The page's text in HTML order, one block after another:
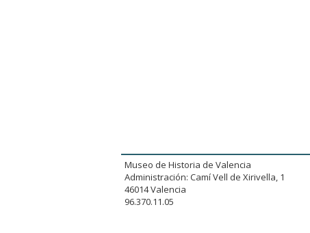
Museo de Historia de Valencia
Administración: Camí Vell de Xirivella, 1
46014 Valencia
96.370.11.05